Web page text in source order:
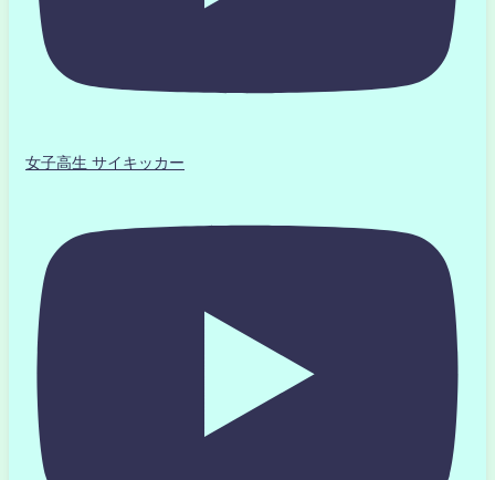
女子高生 サイキッカー